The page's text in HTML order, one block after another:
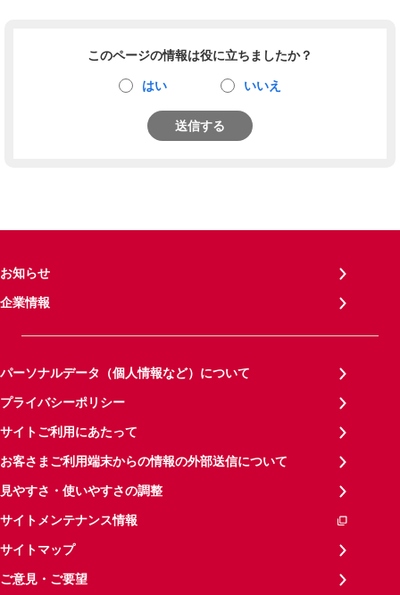
このページの情報は役に立ちましたか？
はい いいえ
送信する
お知らせ
企業情報
パーソナルデータ（個人情報など）について
プライバシーポリシー
サイトご利用にあたって
お客さまご利用端末からの情報の外部送信について
見やすさ・使いやすさの調整
サイトメンテナンス情報
サイトマップ
ご意見・ご要望